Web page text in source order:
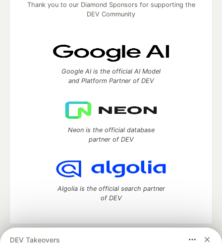
DEV Takeovers
Thank you to our Diamond Sponsors for supporting the
DEV Community
Google AI is the official AI Model
and Platform Partner of DEV
Neon is the official database
partner of DEV
Algolia is the official search partner
of DEV